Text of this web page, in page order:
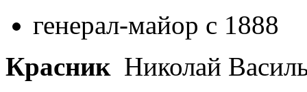
генерал-майор с 1888
КрасникНиколай